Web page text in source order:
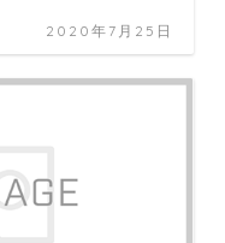
2020年7月25日